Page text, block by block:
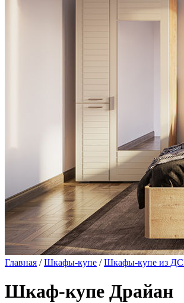
Главная /Шкафы-купе /Шкафы-купе из
Шкаф-купе Драйан